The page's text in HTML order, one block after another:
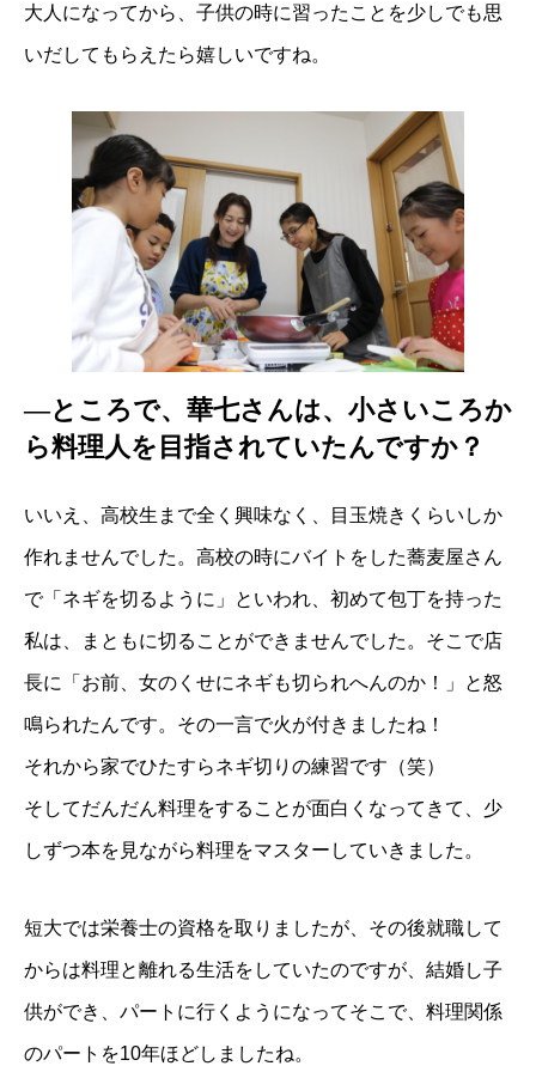
大人になってから、子供の時に習ったことを少しでも思
いだしてもらえたら嬉しいですね。
―ところで、華七さんは、小さいころか
ら料理人を目指されていたんですか？
いいえ、高校生まで全く興味なく、目玉焼きくらいしか
作れませんでした。高校の時にバイトをした蕎麦屋さん
で「ネギを切るように」といわれ、初めて包丁を持った
私は、まともに切ることができませんでした。そこで店
長に「お前、女のくせにネギも切られへんのか！」と怒
鳴られたんです。その一言で火が付きましたね！
それから家でひたすらネギ切りの練習です（笑）
そしてだんだん料理をすることが面白くなってきて、少
しずつ本を見ながら料理をマスターしていきました。
短大では栄養士の資格を取りましたが、その後就職して
からは料理と離れる生活をしていたのですが、結婚し子
供ができ、パートに行くようになってそこで、料理関係
のパートを10年ほどしましたね。